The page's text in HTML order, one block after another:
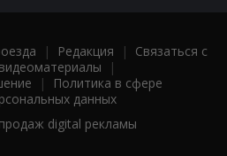
| Редакция | Связаться с
|
|
Политика в сфере
данных
digital рекламы